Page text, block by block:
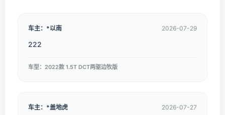
车主：*以南 2026-07-29
222
车型：2022款 1.5T DCT两驱边牧版
车主：*盖地虎 2026-07-27